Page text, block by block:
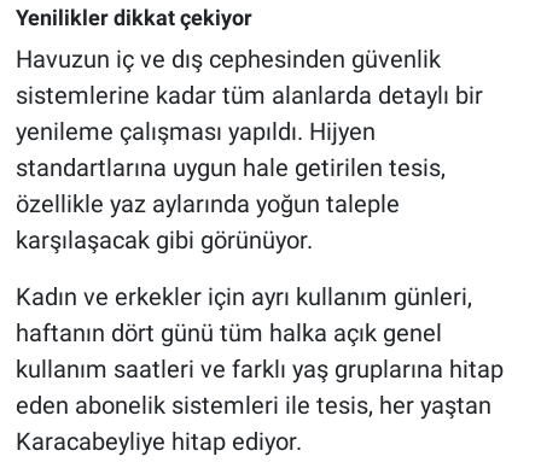
Yenilikler dikkat çekiyor
Havuzun iç ve dış cephesinden güvenlik
sistemlerine kadar tüm alanlarda detaylı bir
yenileme çalışması yapıldı. Hijyen
standartlarına uygun hale getirilen tesis,
özellikle yaz aylarında yoğun taleple
karşılaşacak gibi görünüyor.
Kadın ve erkekler için ayrı kullanım günleri,
haftanın dört günü tüm halka açık genel
kullanım saatleri ve farklı yaş gruplarına hitap
eden abonelik sistemleri ile tesis, her yaştan
Karacabeyliye hitap ediyor.